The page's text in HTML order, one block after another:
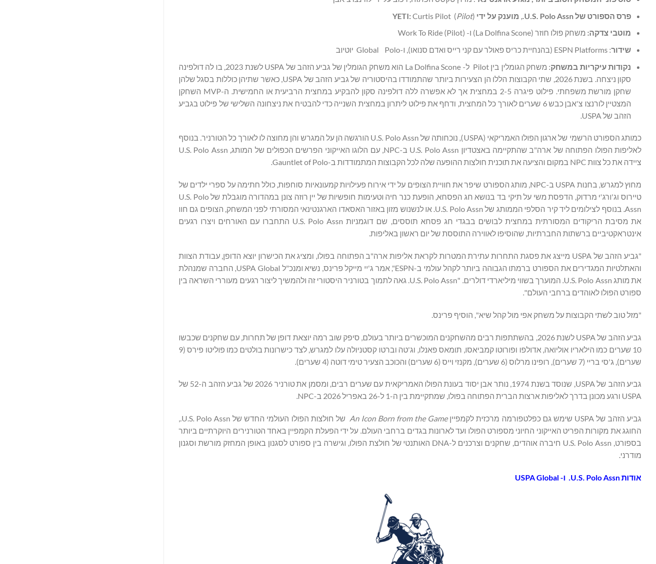
פרס הספורט שלU.S. Polo Assn.
, מוענק על ידי YETI:Curtis Pilot (Pilot)
מוטבי צדקה: משחק פולו חוזר (La Dolfina Scone) ו- Work To Ride (Pilot)
שידור: ESPN Platforms (בהנחיית כריס פאולר עם קני רייס ואדם סנואו), ו-Global Polo יוטיוב
נקודות עיקריות במשחק
: משחק הגומלין בין Pilot ל- La Dolfina Scone הוא משחק הגומלין של גביע הזהב של USPA לשנת 2023, בו לה דולפינה
סקון ניצחה. בשנת 2026, שתי הקבוצות הללו הן הצעירות ביותר שהתמודדו בהיסטוריה של גביע הזהב של USPA, כאשר שתיהן כוללות בסגל שלהן
שחקן מורשת משפחתי. פילוט פיגרה 2-5 במחצית אך לא אפשרה ללה דולפינה סקון להבקיע במחצית הרביעית או החמישית. ה-MVP השחקן
המצטיין לורנצו צ'אבן כבש 6 שערים לאורך כל המחצית, ודחף את פילוט ליתרון במחצית השנייה כדי להבטיח את ניצחונה השלישי של פילוט בגביע
הזהב של USPA.
כמותג הספורט הרשמי של ארגון הפולו האמריקאי (USPA), נוכחותה של U.S. Polo Assn הורגשה הן על המגרש והן מחוצה לו לאורך כל הטורניר. בנוסף
לאליפות הפולו הפתוחה של ארה"ב שהתקיימה באצטדיון U.S. Polo Assn ב-NPC, עם הלוגו האייקוני הפרשים הכפולים של המותג, U.S. Polo Assn
ציידה את כל צוות NPC במקום והציעה את תוכנית חולצות ההופעה שלה לכל הקבוצות המתמודדות ב-Gauntlet of Polo.
מחוץ למגרש, בחנות USPA ב-NPC, מותג הספורט שיפר את חוויית הצופים על ידי אירוח פעילויות קמעונאיות סוחפות, כולל חתימה על ספרי ילדים של
טיירוס וג'ורג'י מרדוק, הדפסת משי על תיקי בד בנושא חג הפסחא, הופעת כנר חיה וטעימות חופשיות של יין רוזה צונן במהדורה מוגבלת של U.S. Polo
Assn. בנוסף לצילומים ליד קיר הסלפי הממותג של U.S. Polo Assn. או לנשנוש מזון באזור האסאדו הארגנטינאי המסורתי לפני המשחק, הצופים גם חוו
את מסיבת הריקודים המסורתית במחצית לבושים בבגדי חג פסחא תוססים, שם דוגמניות U.S. Polo Assn התחברו עם האורחים ויצרו רגעים
אינטראקטיביים ברשתות החברתיות, שהוסיפו לאווירה התוססת של יום ראשון באליפות.
"גביע הזהב של USPA מייצג את פסגת התחרות עתירת המטרות לקראת אליפות ארה"ב הפתוחה בפולו, ומציג את הכישרון יוצא הדופן, עבודת הצוות
והאתלטיות המגדירים את הספורט ברמתו הגבוהה ביותר לקהל עולמי ב-ESPN", אמר ג'יי מייקל פרינס, נשיא ומנכ"ל USPA Global, החברה שמנהלת
את מותג U.S. Polo Assn. המוערך בשווי מיליארדי דולרים. "U.S. Polo Assn. גאה לתמוך בטורניר היסטורי זה ולהמשיך ליצור רגעים מעוררי השראה בין
ספורט הפולו לאוהדים ברחבי העולם".
"מזל טוב לשתי הקבוצות על משחק אפי מול קהל שיא", הוסיף פרינס.
גביע הזהב של USPA לשנת 2026, בהשתתפות רבים מהשחקנים המוכשרים ביותר בעולם, סיפק שוב רמה יוצאת דופן של תחרות, עם שחקנים שכבשו
10 שערים כמו הילאריו אוליואה, אדולפו ופורוטו קמביאסו, תומאס פאנלו, וג'טה וברטו קסטניולה עלו למגרש, לצד כישרונות בולטים כמו פוליטו פירס (9
שערים), ג'סי בריי (7 שערים), רופינו מרלוס (6 שערים), מקנזי וייס (6 שערים) והכוכב הצעיר טימי דוטה (4 שערים).
גביע הזהב של USPA, שנוסד בשנת 1974, נותר אבן יסוד בעונת הפולו האמריקאית עם שערים רבים, ומסמן את טורניר 2026 של גביע הזהב ה-52 של
USPA ורגע מכונן בדרך לאליפות ארצות הברית הפתוחה בפולו, שמתקיימת בין ה-1 ל-26 באפריל 2026 ב-NPC.
גביע הזהב של USPA שימש גם כפלטפורמה מרכזית לקמפיין An Icon Born from the Game
של חולצות הפולו העולמי החדש של U.S. Polo Assn.,
החוגג את מקורות הפריט האייקוני החיוני מספורט הפולו ועד לארונות בגדים ברחבי העולם. על ידי הפעלת הקמפיין באחד הטורנירים היוקרתיים ביותר
בספורט, U.S. Polo Assn חיברה אוהדים, שחקנים וצרכנים ל-DNA האותנטי של חולצת הפולו, וגישרה בין ספורט לסגנון באופן המחזק מורשת וסגנון
מודרני.
אודותU.S. Polo Assn. ו-USPA Global